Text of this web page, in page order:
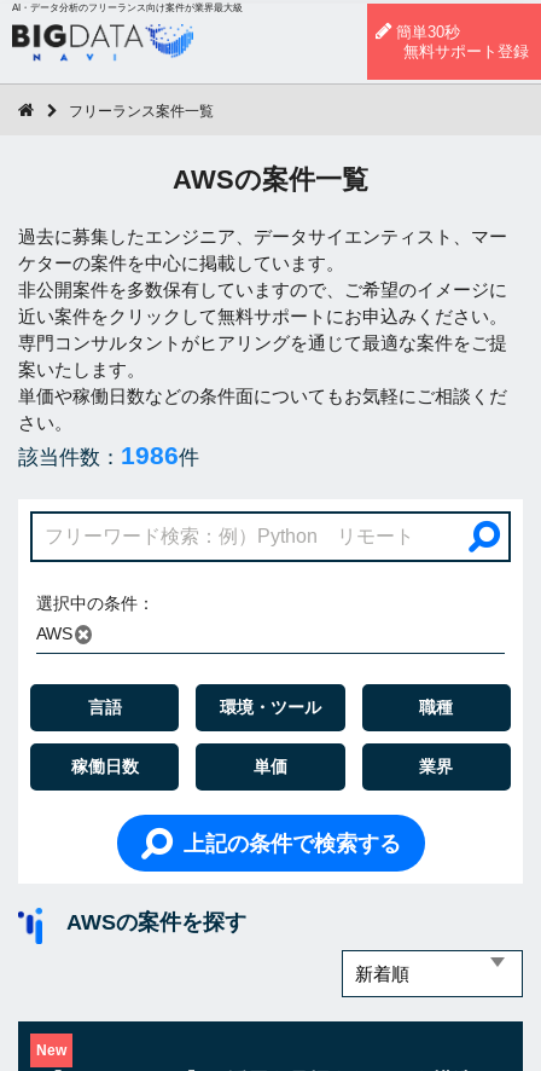
AI・データ分析のフリーランス向け案件が業界最大級
簡単30秒
無料サポート登録
フリーランス案件一覧
AWSの案件一覧
過去に募集したエンジニア、データサイエンティスト、マー
ケターの案件を中心に掲載しています。
非公開案件を多数保有していますので、ご希望のイメージに
近い案件をクリックして無料サポートにお申込みください。
専門コンサルタントがヒアリングを通じて最適な案件をご提
案いたします。
単価や稼働日数などの条件面についてもお気軽にご相談くだ
さい。
該当件数： 1986件
選択中の条件：
AWS
言語 環境・ツール 職種
稼働日数 単価 業界
上記の条件で検索する
AWSの案件を探す
New